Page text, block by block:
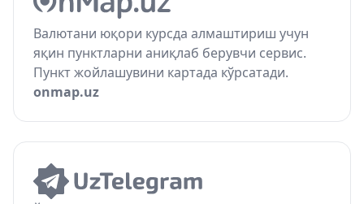
Валютани юқори курсда алмаштириш учун
яқин пунктларни аниқлаб берувчи сервис.
Пункт жойлашувини картада кўрсатади.
onmap.uz